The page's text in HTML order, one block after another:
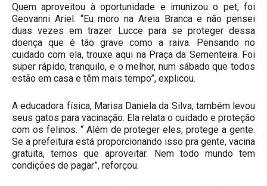
Quem aproveitou à oportunidade e imunizou o pet, foi
Geovanni Ariel. “Eu moro na Areia Branca e não pensei
duas vezes em trazer Lucce para se proteger dessa
doença que é tão grave como a raiva. Pensando no
cuidado com ela, trouxe aqui na Praça da Sementeira. Foi
super rápido, tranquilo, e o melhor, num sábado que todos
estão em casa e têm mais tempo”, explicou.
A educadora física, Marisa Daniela da Silva, também levou
seus gatos para vacinação. Ela relata o cuidado e proteção
com os felinos. “ Além de proteger eles, protege a gente.
Se a prefeitura está proporcionando isso pra gente, vacina
gratuita, temos que aproveitar. Nem todo mundo tem
condições de pagar”, reforçou.